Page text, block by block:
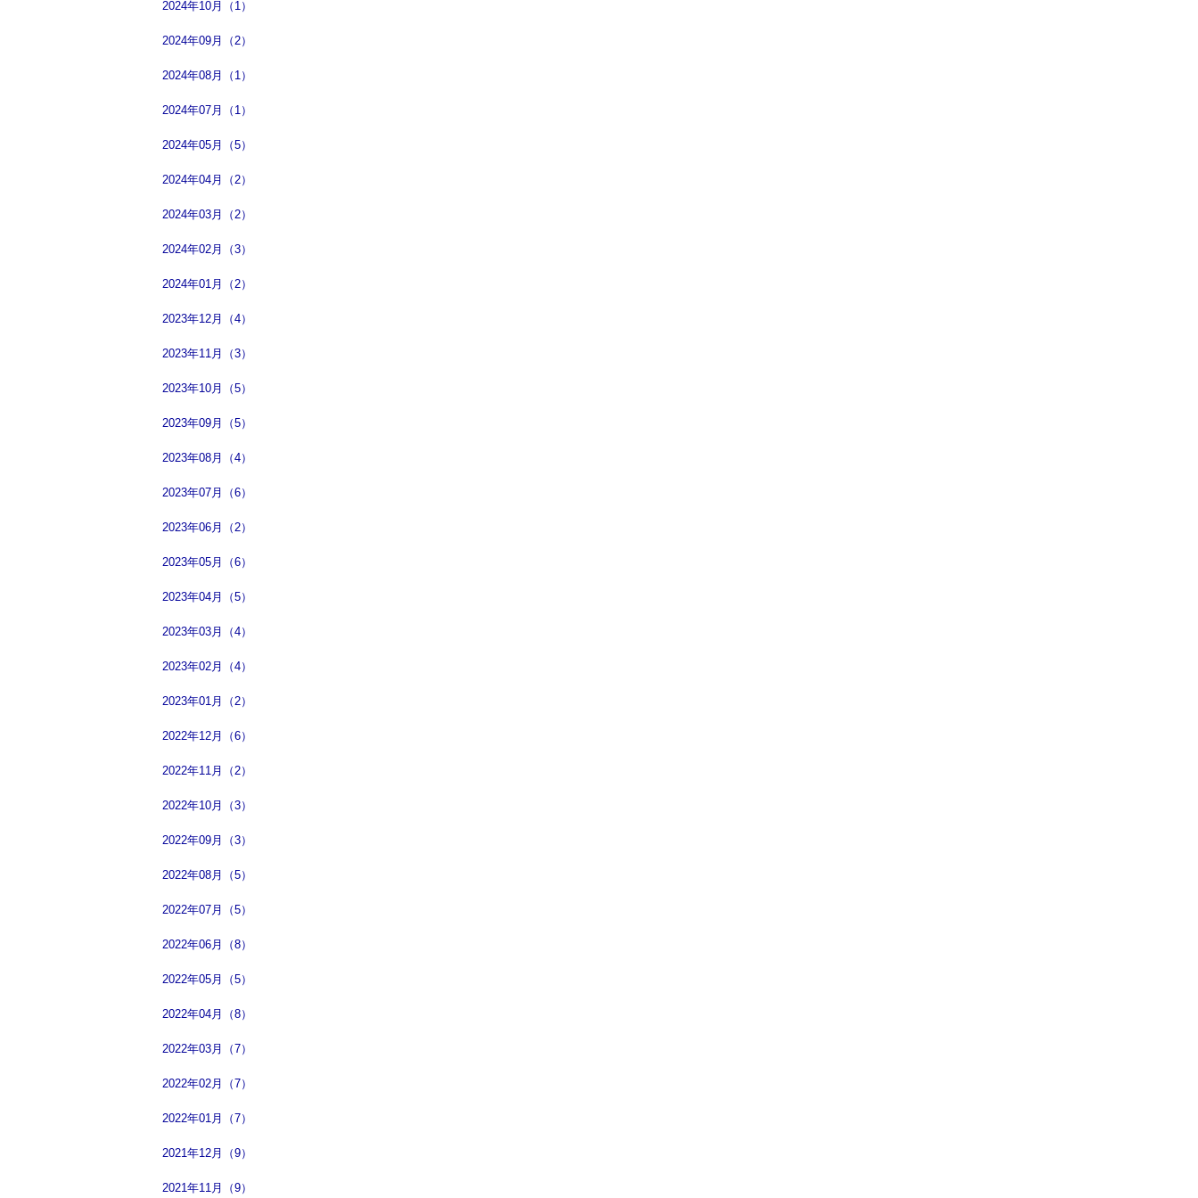
2024年10月（1）
2024年09月（2）
2024年08月（1）
2024年07月（1）
2024年05月（5）
2024年04月（2）
2024年03月（2）
2024年02月（3）
2024年01月（2）
2023年12月（4）
2023年11月（3）
2023年10月（5）
2023年09月（5）
2023年08月（4）
2023年07月（6）
2023年06月（2）
2023年05月（6）
2023年04月（5）
2023年03月（4）
2023年02月（4）
2023年01月（2）
2022年12月（6）
2022年11月（2）
2022年10月（3）
2022年09月（3）
2022年08月（5）
2022年07月（5）
2022年06月（8）
2022年05月（5）
2022年04月（8）
2022年03月（7）
2022年02月（7）
2022年01月（7）
2021年12月（9）
2021年11月（9）